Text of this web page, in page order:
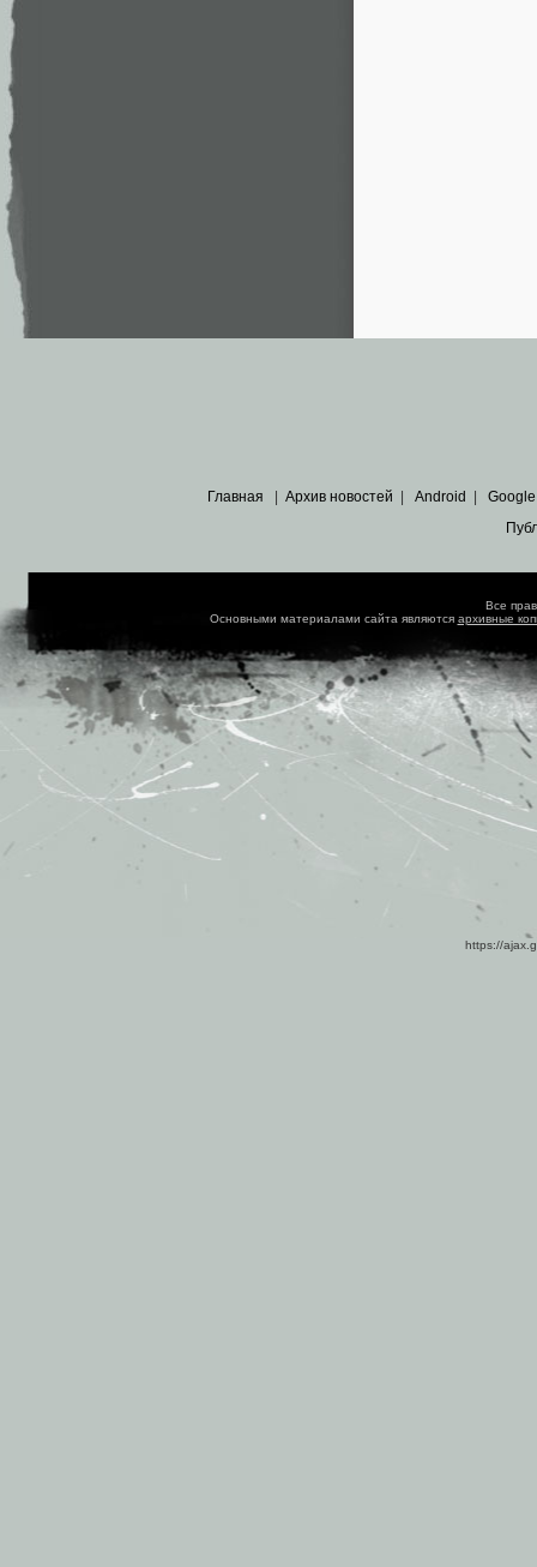
Главная Архив новостей Android Google
Все
Основными материалами сайта являются архивные
https://